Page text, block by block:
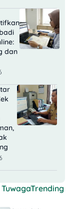
dan
TuwagaTrending